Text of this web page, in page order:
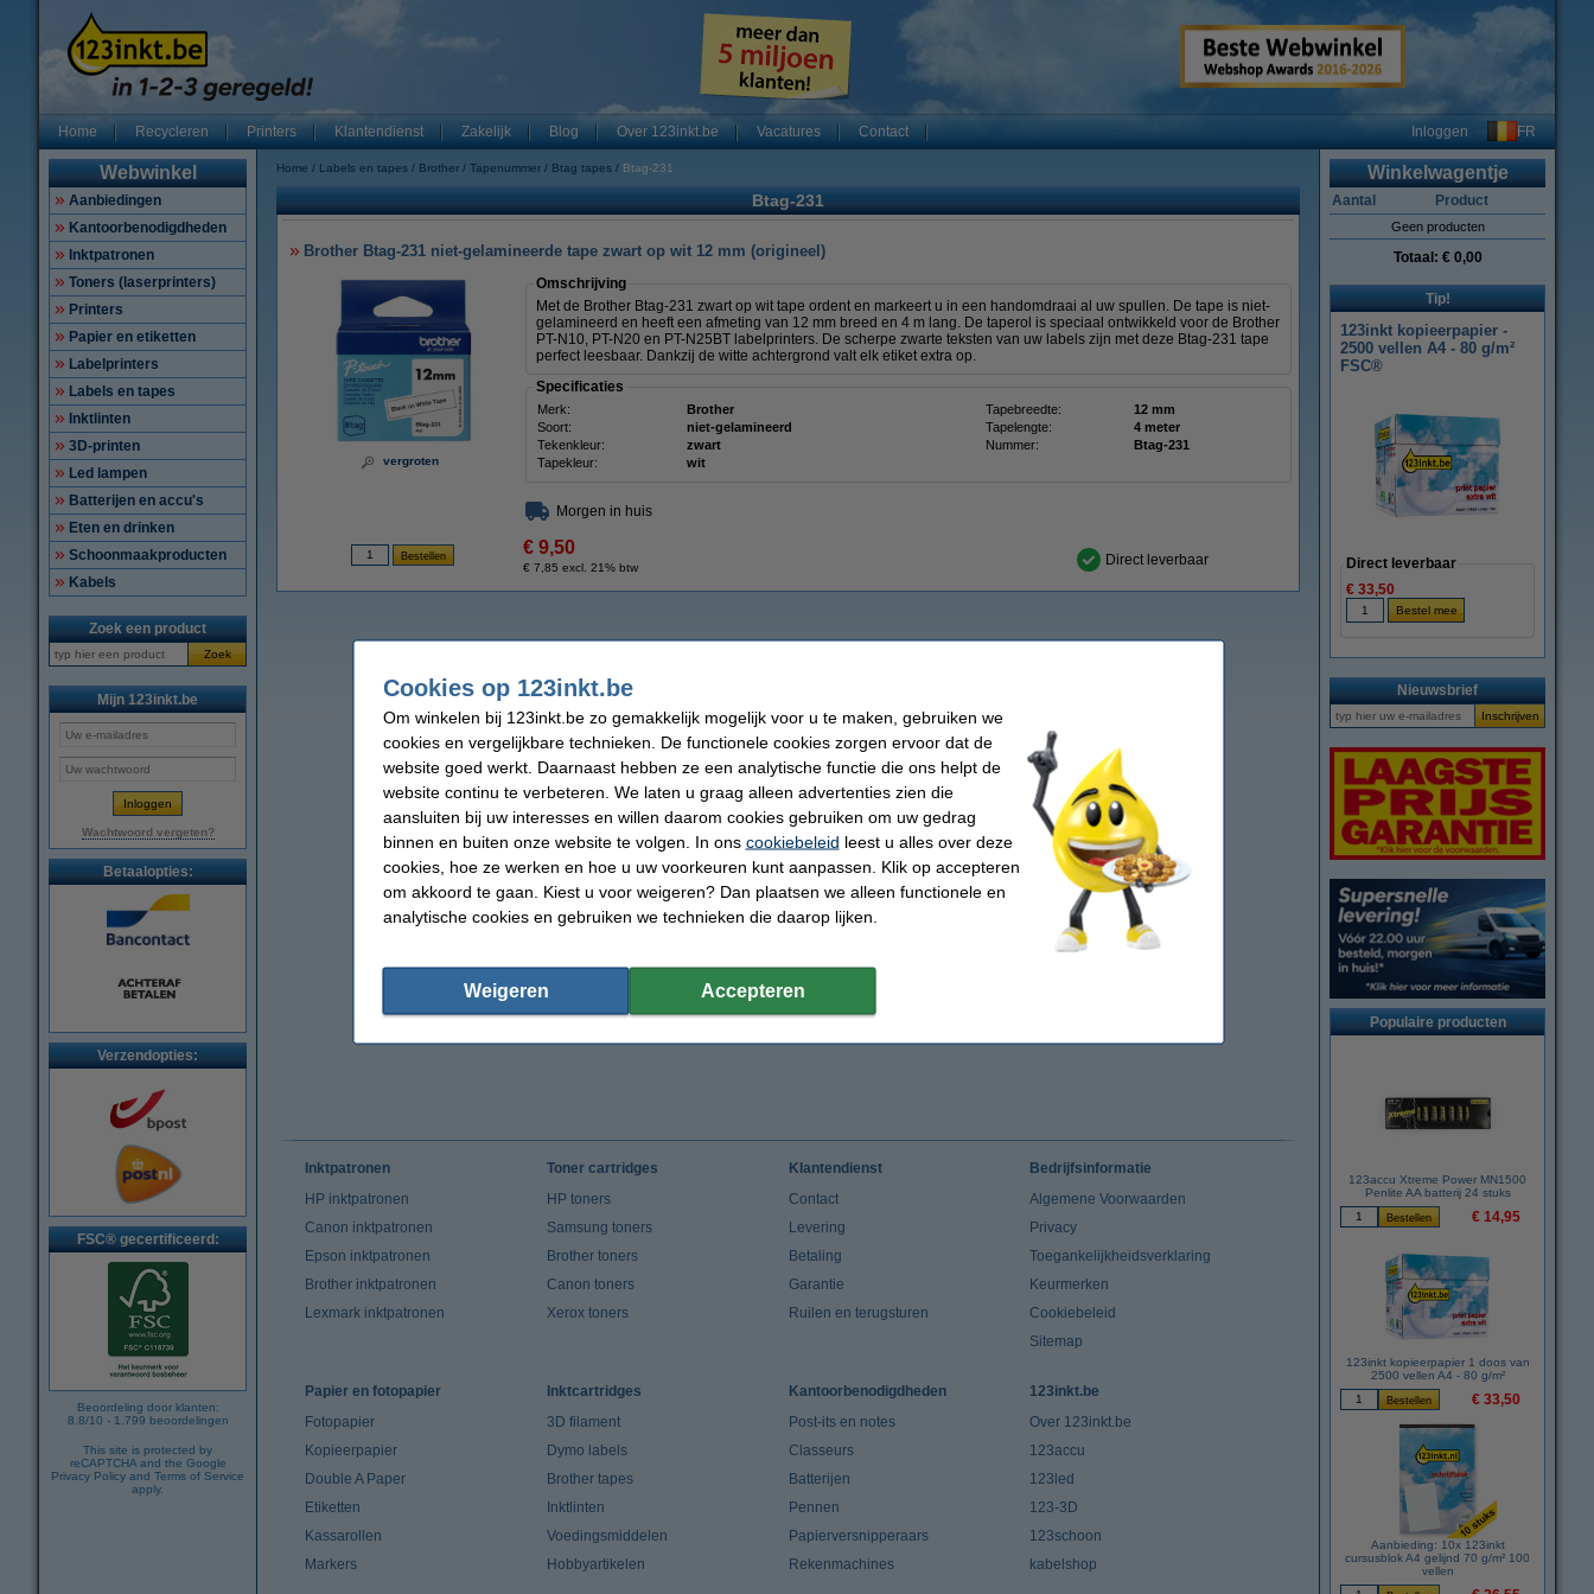
Home Recycleren Printers Klantendienst Zakelijk Blog Over 123inkt.be Vacatures Contact Inloggen FR
Webwinkel
Aanbiedingen
Kantoorbenodigdheden
Inktpatronen
Toners (laserprinters)
Printers
Papier en etiketten
Labelprinters
Labels en tapes
Inktlinten
3D-printen
Led lampen
Batterijen en accu's
Eten en drinken
Schoonmaakproducten
Kabels
Zoek een product
Zoek
Mijn 123inkt.be
Wachtwoord vergeten?
Betaalopties:
Verzendopties:
FSC® gecertificeerd:
Beoordeling door klanten:
8.8/10 - 1.799 beoordelingen
This site is protected by
reCAPTCHA and the Google
Privacy Policy and Terms of Service
apply.
Home Labels en tapes Brother Tapenummer Btag tapes Btag-231
Btag-231
Brother Btag-231 niet-gelamineerde tape zwart op wit 12 mm (origineel)
vergroten
Omschrijving
Met de Brother Btag-231 zwart op wit tape ordent en markeert u in een handomdraai al uw spullen. De tape is niet-
gelamineerd en heeft een afmeting van 12 mm breed en 4 m lang. De taperol is speciaal ontwikkeld voor de Brother
PT-N10, PT-N20 en PT-N25BT labelprinters. De scherpe zwarte teksten van uw labels zijn met deze Btag-231 tape
perfect leesbaar. Dankzij de witte achtergrond valt elk etiket extra op.
Specificaties
Merk: Brother Tapebreedte:
12 mm
Soort:
niet-gelamineerd Tapelengte:
4 meter
Tekenkleur:
zwart Nummer:
Btag-231
Tapekleur:
wit
Morgen in huis
€ 9,50
€ 7,85 excl. 21% btw Direct leverbaar
Winkelwagentje
Aantal Product
Geen producten
Totaal: € 0,00
Tip!
123inkt kopieerpapier -
2500 vellen A4 - 80 g/m²
FSC®
Direct leverbaar
€ 33,50
Nieuwsbrief
Populaire producten
123accu Xtreme Power MN1500
Penlite AA batterij 24 stuks
€ 14,95
123inkt kopieerpapier 1 doos van
2500 vellen A4 - 80 g/m²
€ 33,50
Aanbieding: 10x 123inkt
cursusblok A4 gelijnd 70 g/m² 100
vellen
Inktpatronen
HP inktpatronen
Canon inktpatronen
Epson inktpatronen
Brother inktpatronen
Lexmark inktpatronen
Toner cartridges
HP toners
Samsung toners
Brother toners
Canon toners
Xerox toners
Klantendienst
Contact
Levering
Betaling
Garantie
Ruilen en terugsturen
Bedrijfsinformatie
Algemene Voorwaarden
Privacy
Toegankelijkheidsverklaring
Keurmerken
Cookiebeleid
Sitemap
Papier en fotopapier
Fotopapier
Kopieerpapier
Double A Paper
Etiketten
Kassarollen
Markers
Inktcartridges
3D filament
Dymo labels
Brother tapes
Inktlinten
Voedingsmiddelen
Hobbyartikelen
Kantoorbenodigdheden
Post-its en notes
Classeurs
Batterijen
Pennen
Papierversnipperaars
Rekenmachines
123inkt.be
Over 123inkt.be
123accu
123led
123-3D
123schoon
kabelshop
Cookies op 123inkt.be
Om winkelen bij 123inkt.be zo gemakkelijk mogelijk voor u te maken, gebruiken we
cookies en vergelijkbare technieken. De functionele cookies zorgen ervoor dat de
website goed werkt. Daarnaast hebben ze een analytische functie die ons helpt de
website continu te verbeteren. We laten u graag alleen advertenties zien die
aansluiten bij uw interesses en willen daarom cookies gebruiken om uw gedrag
binnen en buiten onze website te volgen. In ons cookiebeleid leest u alles over deze
cookies, hoe ze werken en hoe u uw voorkeuren kunt aanpassen. Klik op accepteren
om akkoord te gaan. Kiest u voor weigeren? Dan plaatsen we alleen functionele en
analytische cookies en gebruiken we technieken die daarop lijken.
Weigeren Accepteren